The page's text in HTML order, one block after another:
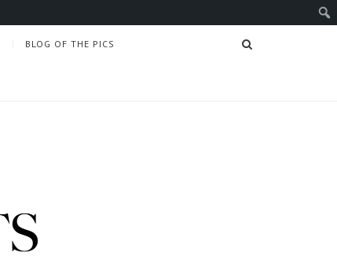
BLOG OF THE PICS